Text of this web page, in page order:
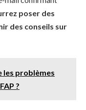
poser des
des conseils sur
les problèmes
?